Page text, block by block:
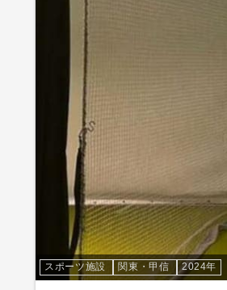
スポーツ施設 関東・甲信 2024年